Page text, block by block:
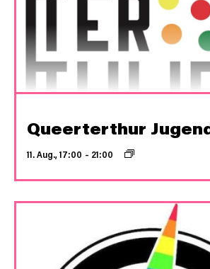
Queerterthur
11. Aug., 17:00 – 21:00